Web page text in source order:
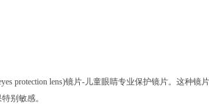
protection lens)镜片-儿童眼睛专业保护镜片。这种
别敏感。